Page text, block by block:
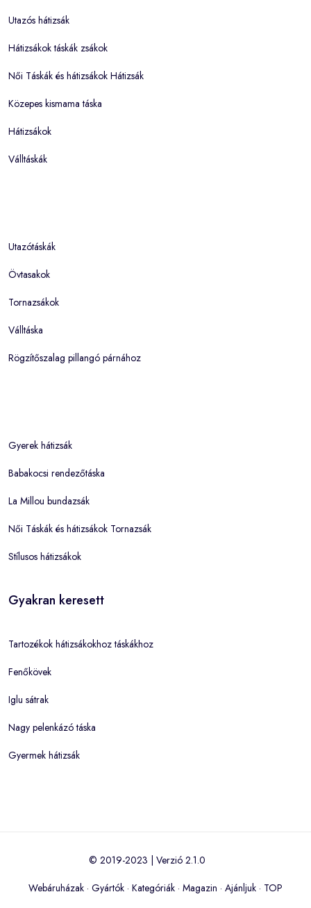
Utazós hátizsák
Hátizsákok táskák zsákok
Női Táskák és hátizsákok Hátizsák
Közepes kismama táska
Hátizsákok
Válltáskák
Utazótáskák
Övtasakok
Tornazsákok
Válltáska
Rögzítőszalag pillangó párnához
Gyerek hátizsák
Babakocsi rendezőtáska
La Millou bundazsák
Női Táskák és hátizsákok Tornazsák
Stílusos hátizsákok
Gyakran keresett
Tartozékok hátizsákokhoz táskákhoz
Fenőkövek
Iglu sátrak
Nagy pelenkázó táska
Gyermek hátizsák
© 2019-2023 | Verzió 2.1.0
Webáruházak · Gyártók · Kategóriák · Magazin · Ajánljuk · TOP